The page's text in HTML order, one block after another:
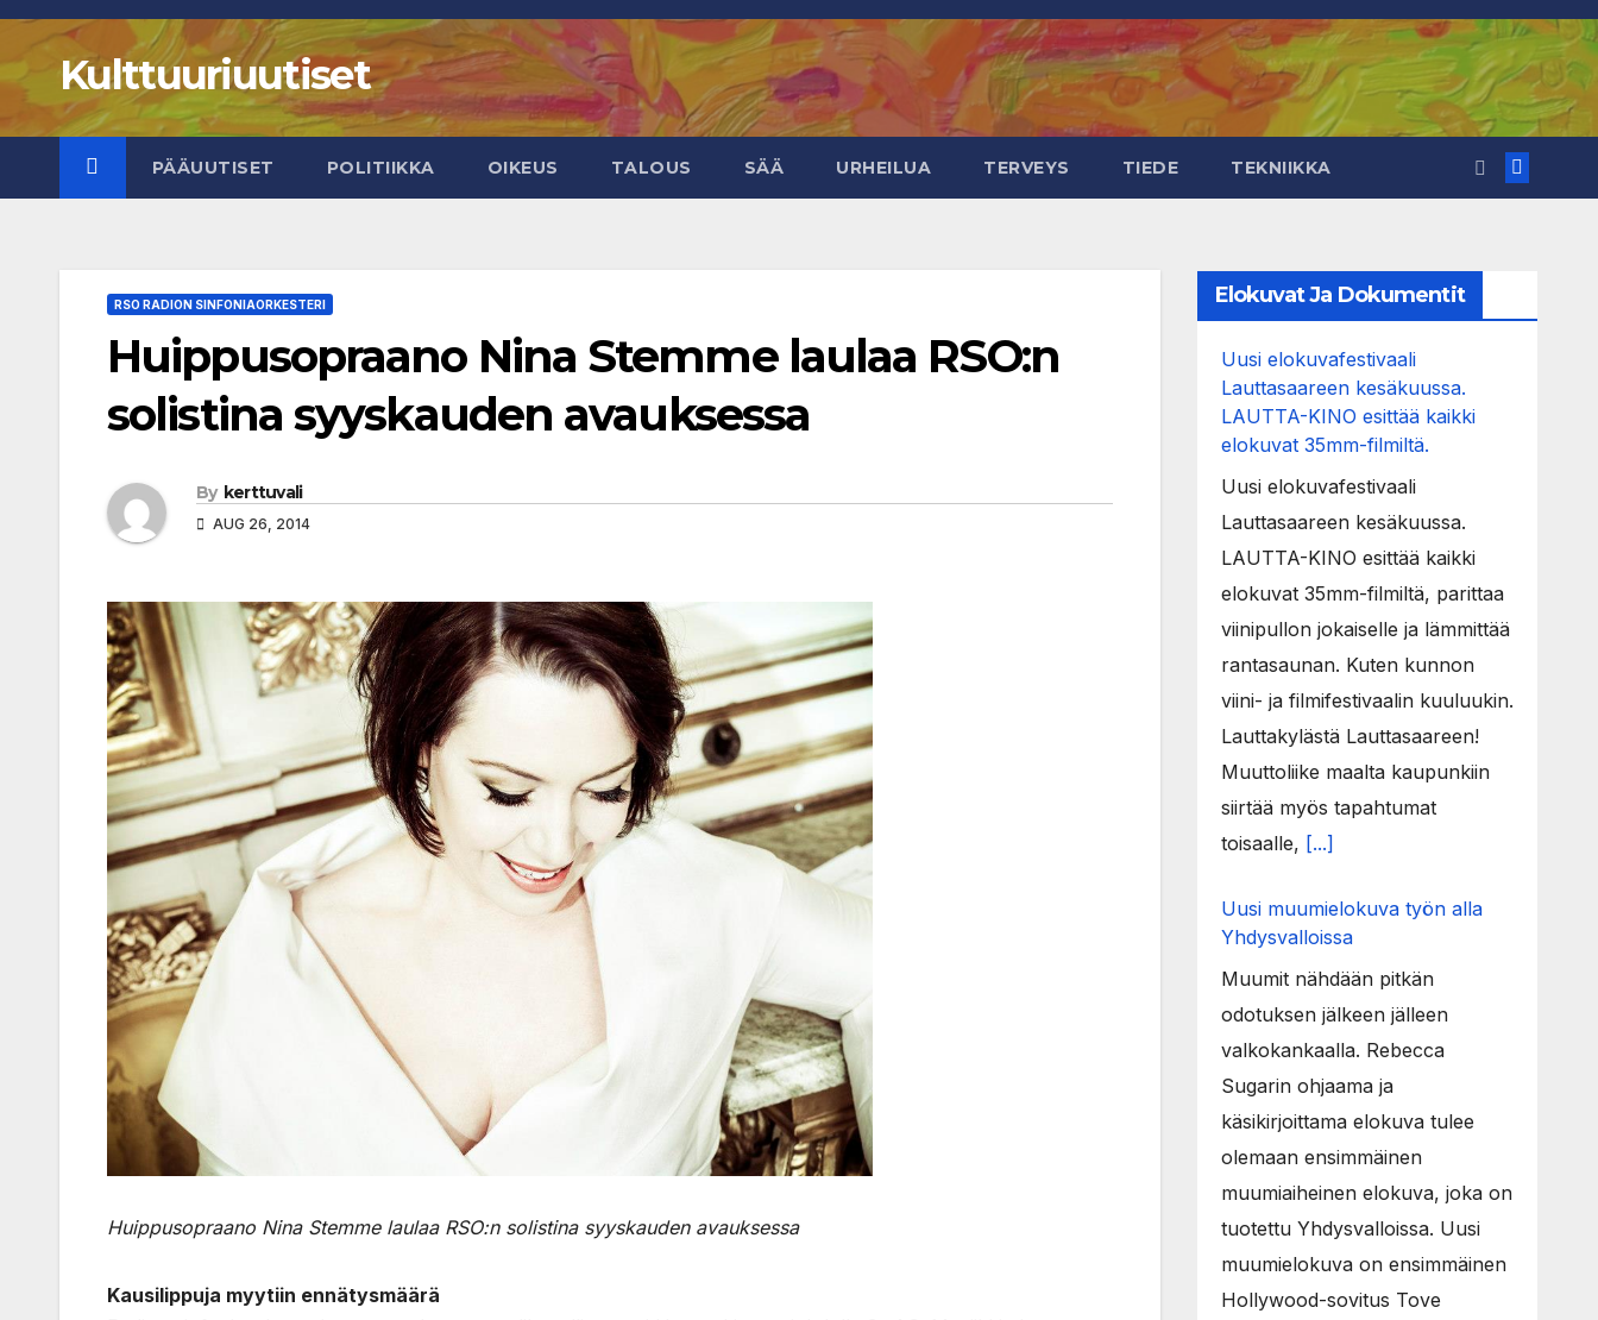
Skip
contentKulttuuriuutiset
PÄÄUUTISET POLITIIKKA OIKEUS TALOUS SÄÄ URHEILUA TERVEYS TIEDE TEKNIIKKA
RSO RADION SINFONIAORKESTERI
Huippusopraano Nina Stemme laulaa RSO:n
solistina syyskauden avauksessa
By kerttuvali
AUG 26, 2014
Huippusopraano Nina Stemme laulaa RSO:n solistina syyskauden avauksessa
Kausilippuja myytiin ennätysmäärä
Elokuvat Ja Dokumentit
Uusi elokuvafestivaali
Lauttasaareen kesäkuussa.
LAUTTA-KINO esittää kaikki
elokuvat 35mm-filmiltä.
Uusi elokuvafestivaali
Lauttasaareen kesäkuussa.
LAUTTA-KINO esittää kaikki
elokuvat 35mm-filmiltä, parittaa
viinipullon jokaiselle ja lämmittää
rantasaunan. Kuten kunnon
viini- ja filmifestivaalin kuuluukin.
Lauttakylästä Lauttasaareen!
Muuttoliike maalta kaupunkiin
siirtää myös tapahtumat
toisaalle, [...]
Uusi muumielokuva työn alla
Yhdysvalloissa
Muumit nähdään pitkän
odotuksen jälkeen jälleen
valkokankaalla. Rebecca
Sugarin ohjaama ja
käsikirjoittama elokuva tulee
olemaan ensimmäinen
muumiaiheinen elokuva, joka on
tuotettu Yhdysvalloissa. Uusi
muumielokuva on ensimmäinen
Hollywood-sovitus Tove